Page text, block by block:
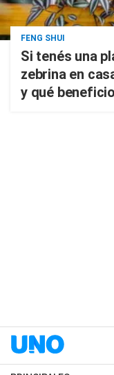
FENG SHUI
Si tenés una
zebrina en
y qué